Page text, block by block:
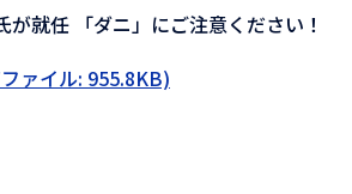
が就任 「ダニ」にご注意ください！
ァイル: 955.8KB)